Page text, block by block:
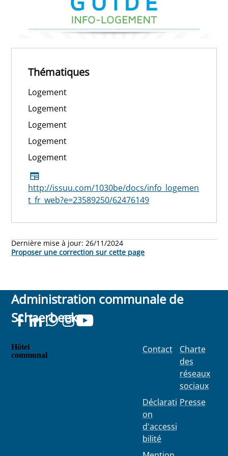
Thématiques
Logement
Logement
Logement
Logement
Logement
http://issuu.com/1030be/docs/info_logemen
t_fr_web?e=23589250/62476149
Dernière mise à jour:26/11/2024
Proposer une correction sur cette page
Administration communale de
Schaerbeek
Hôtel
communal
Contact
Déclarati
on
d'accessi
bilité
Charte
des
réseaux
sociaux
Presse